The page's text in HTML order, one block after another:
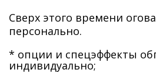
Сверх этого времени
персонально.
* опции и спецэффекты
индивидуально;